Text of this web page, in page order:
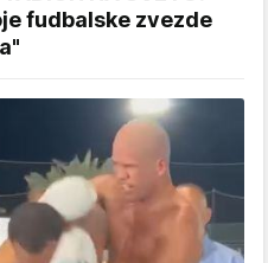
fudbalske zvezde